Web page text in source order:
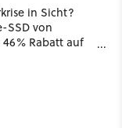
in Sicht?
SSD von
Rabatt auf